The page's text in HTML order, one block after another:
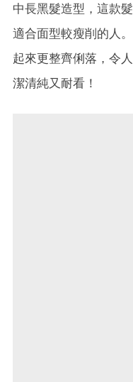
中長黑髮造型，這款
適合面型較瘦削的人
起來更整齊俐落，令
潔清純又耐看！